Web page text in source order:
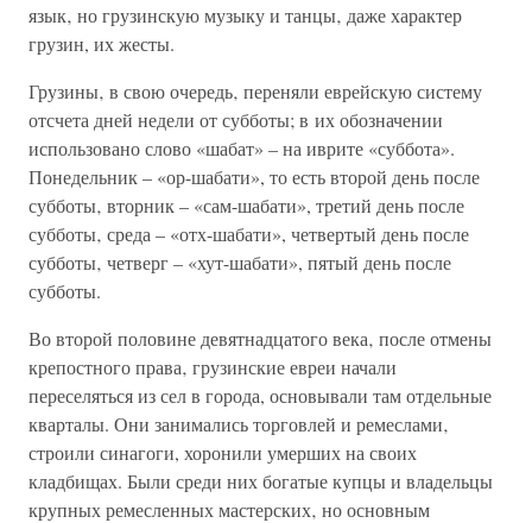
язык‚ но грузинскую музыку и танцы‚ даже характер
грузин, их жесты.
Грузины‚ в свою очередь‚ переняли еврейскую систему
отсчета дней недели от субботы; в их обозначении
использовано слово «шабат» – на иврите «суббота».
Понедельник – «ор-шабати», то есть второй день после
субботы‚ вторник – «сам-шабати», третий день после
субботы‚ среда – «отх-шабати», четвертый день после
субботы‚ четверг – «хут-шабати», пятый день после
субботы.
Во второй половине девятнадцатого века‚ после отмены
крепостного права‚ грузинские евреи начали
переселяться из сел в города, основывали там отдельные
кварталы. Они занимались торговлей и ремеслами‚
строили синагоги, хоронили умерших на своих
кладбищах. Были среди них богатые купцы и владельцы
крупных ремесленных мастерских‚ но основным